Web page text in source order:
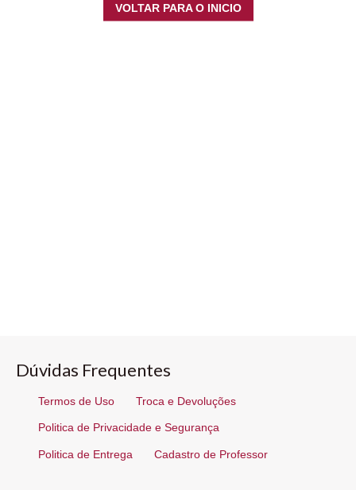
VOLTAR PARA O INICIO
Dúvidas Frequentes
Termos de Uso Troca e Devoluções
Politica de Privacidade e Segurança
Politica de Entrega Cadastro de Professor